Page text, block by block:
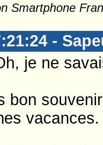
Smartphone
-
je ne
bon
vacances.